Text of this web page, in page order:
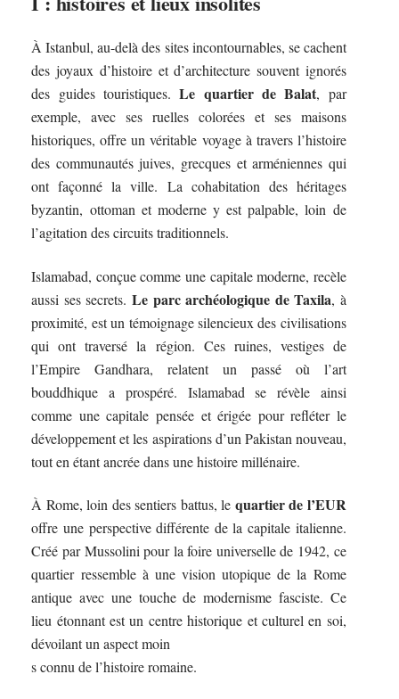
À Istanbul, au-delà des sites incontournables, se cachent
des joyaux d’histoire et d’architecture souvent ignorés
des guides touristiques.Le quartier de Balat, par
exemple, avec ses ruelles colorées et ses maisons
historiques, offre un véritable voyage à travers l’histoire
des communautés juives, grecques et arméniennes qui
ont façonné la ville. La cohabitation des héritages
byzantin, ottoman et moderne y est palpable, loin de
l’agitation des circuits traditionnels.
Islamabad, conçue comme une capitale moderne, recèle
aussi ses secrets. Le parc archéologique de Taxila, à
proximité, est un témoignage silencieux des civilisations
qui ont traversé la région. Ces ruines, vestiges de
l’Empire Gandhara, relatent un passé où l’art
bouddhique a prospéré. Islamabad se révèle ainsi
comme une capitale pensée et érigée pour refléter le
développement et les aspirations d’un Pakistan nouveau,
tout en étant ancrée dans une histoire millénaire.
À Rome, loin des sentiers battus, le quartier de l’EUR
offre une perspective différente de la capitale italienne.
Créé par Mussolini pour la foire universelle de 1942, ce
quartier ressemble à une vision utopique de la Rome
antique avec une touche de modernisme fasciste. Ce
lieu étonnant est un centre historique et culturel en soi,
dévoilant un aspect moin
s connu de l’histoire romaine.